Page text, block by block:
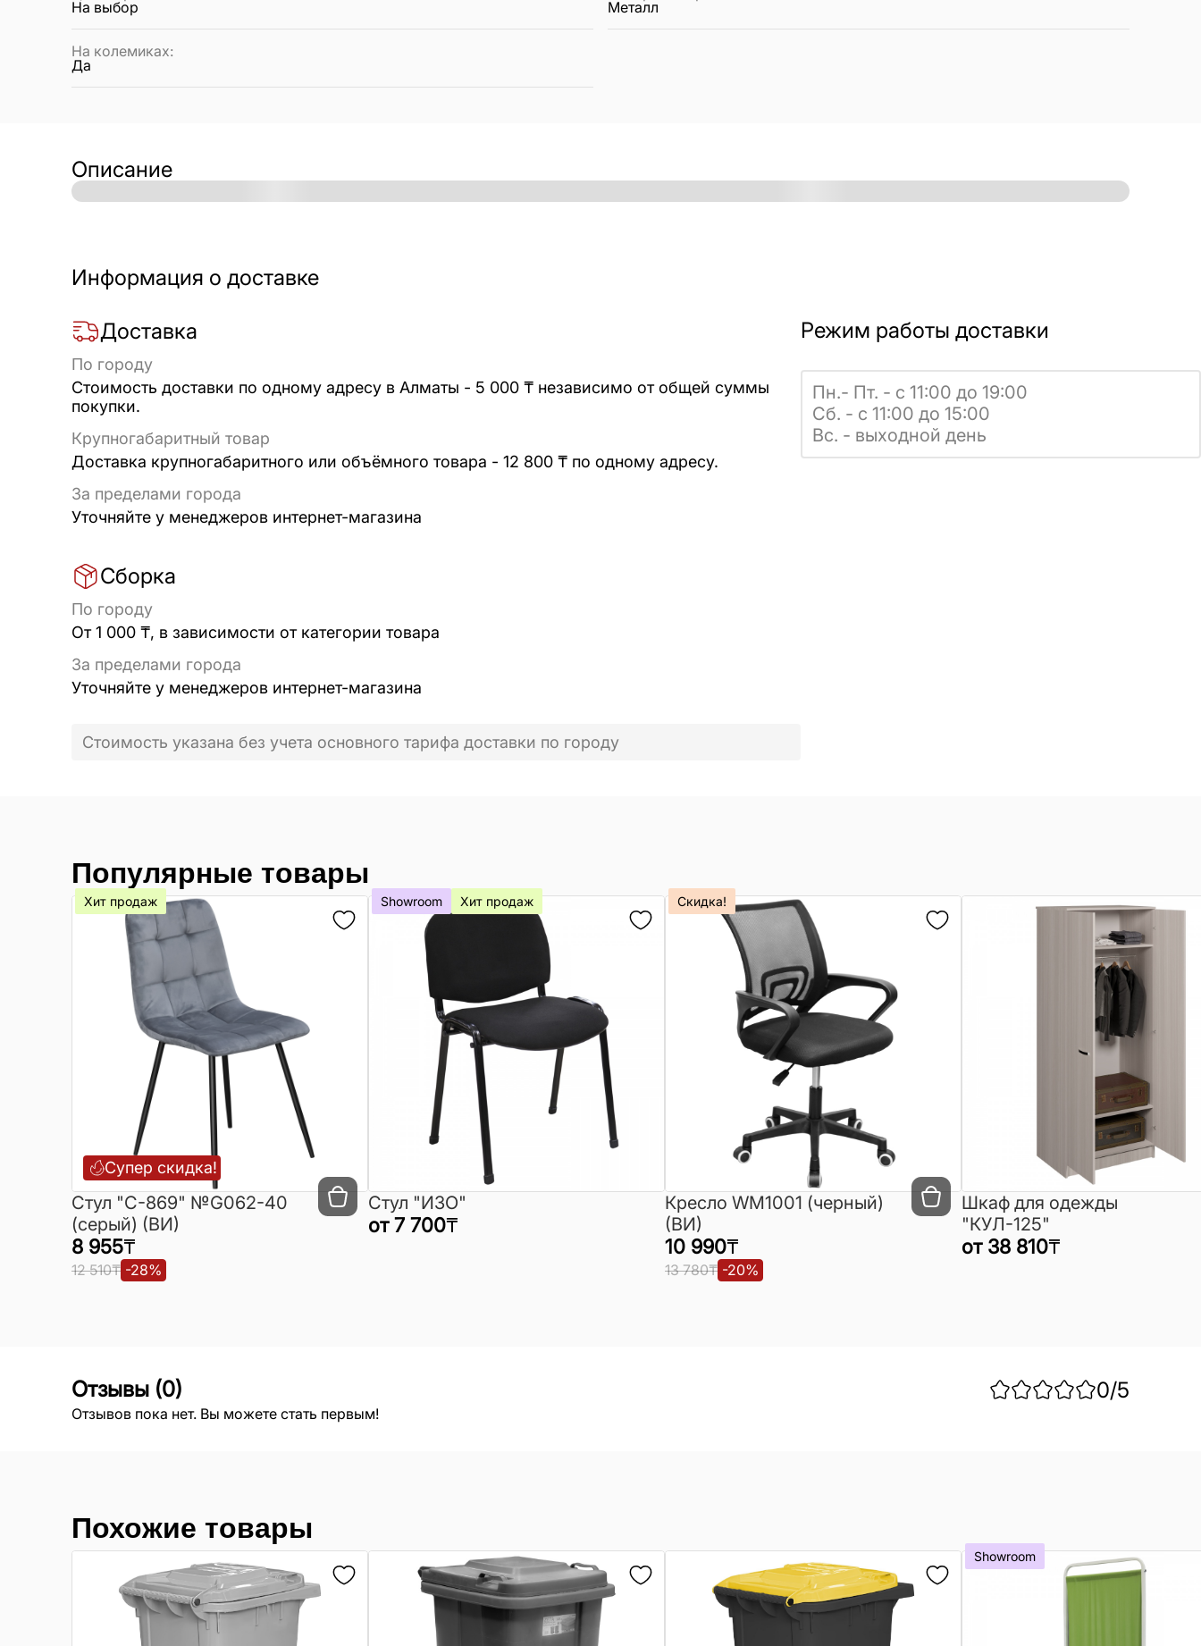
На выбор
Металл
На колемиках:
Да
Описание
Информация о доставке
Доставка
По городу
Стоимость доставки по одному адресу в Алматы - 5 000 ₸ независимо от общей суммы
покупки.
Крупногабаритный товар
Доставка крупногабаритного или объёмного товара - 12 800 ₸ по одному адресу.
За пределами города
Уточняйте у менеджеров интернет-магазина
Сборка
По городу
От 1 000 ₸, в зависимости от категории товара
За пределами города
Уточняйте у менеджеров интернет-магазина
Стоимость указана без учета основного тарифа доставки по городу
Режим работы доставки
Пн.- Пт. - с 11:00 до 19:00
Сб. - с 11:00 до 15:00
Вс. - выходной день
Популярные товары
Супер скидка!
Хит продаж
Cтул "C-869" №G062-40
(серый) (ВИ)
8 955₸
12 510₸ -28%
Showroom Хит продаж
Стул "ИЗО"
от 7 700₸
Скидка!
Кресло WM1001 (черный)
(ВИ)
10 990₸
13 780₸ -20%
Шкаф для одежды
"КУЛ-125"
от 38 810₸
Отзывы (0) 0/5
Отзывов пока нет. Вы можете стать первым!
Похожие товары
Showroom